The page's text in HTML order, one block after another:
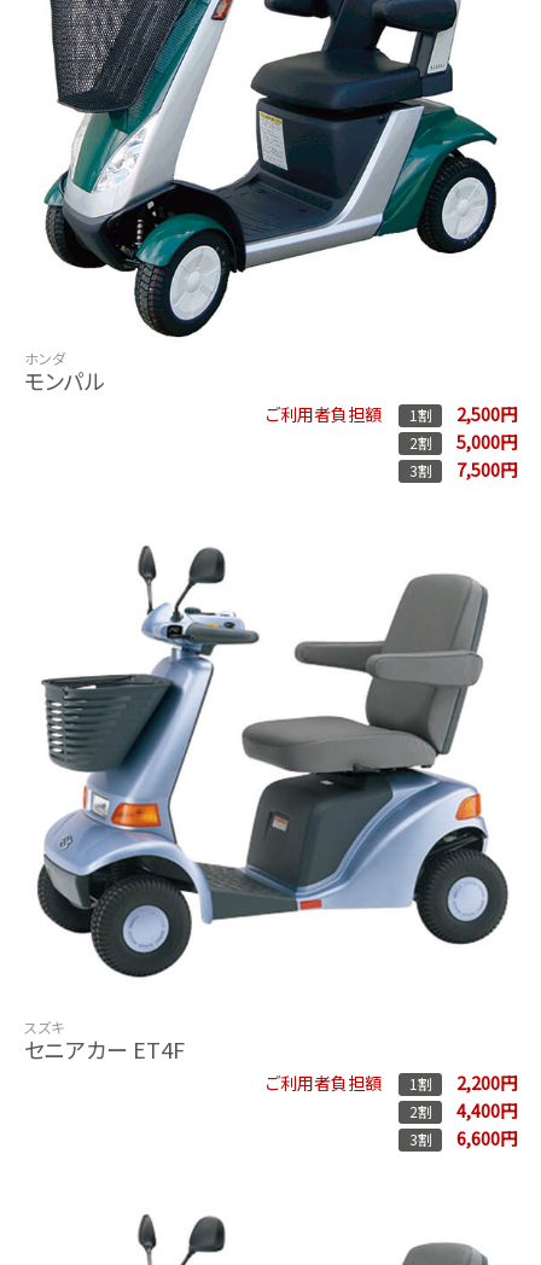
ホンダ
モンパル
ご利用者負担額 1割 2,500円
2割 5,000円
3割 7,500円
スズキ
セニアカー ET4F
ご利用者負担額 1割 2,200円
2割 4,400円
3割 6,600円